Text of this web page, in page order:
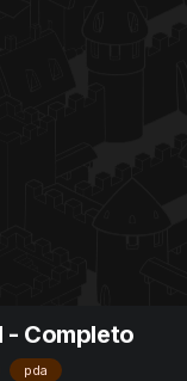
- Completo
pda